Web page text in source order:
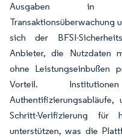
Ausgaben in
Transaktionsüberwachung
sich der BFSI-
Anbieter, die Nutzdaten
ohne Leistungseinbußen
Vorteil.
Schritt-Verifizierung für
unterstützen, was die